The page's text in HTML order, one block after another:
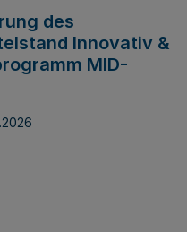
des
Innovativ &
MID-